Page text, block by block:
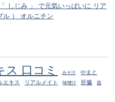
しじみ 」 で元気いっぱいに リア
ル ） オルニチン
ス 口コミ みそ汁
やまと
エキス リアルメイト 味噌汁 肝臓
脂